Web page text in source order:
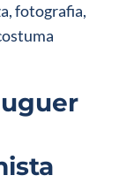
fotografia,